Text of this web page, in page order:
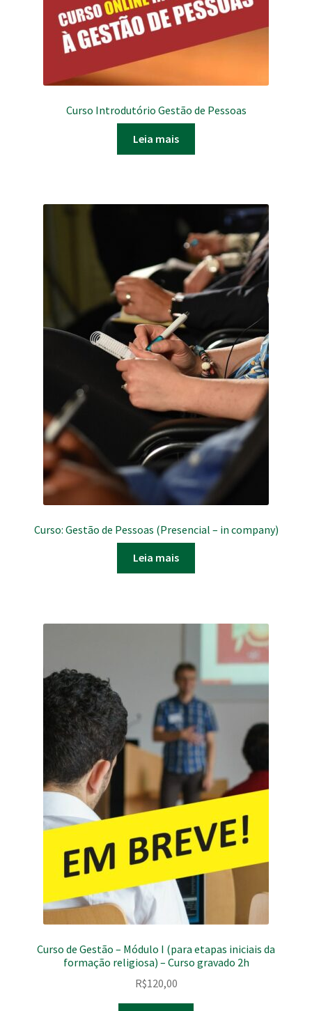
Curso Introdutório Gestão de Pessoas
Leia mais
Curso: Gestão de Pessoas (Presencial – in company)
Leia mais
Curso de Gestão – Módulo I (para etapas iniciais da
formação religiosa) – Curso gravado 2h
R$120,00